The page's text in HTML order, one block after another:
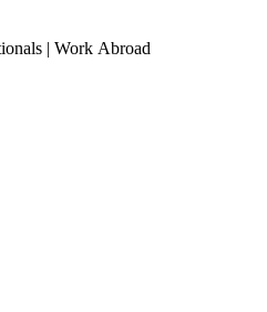
| Work Abroad